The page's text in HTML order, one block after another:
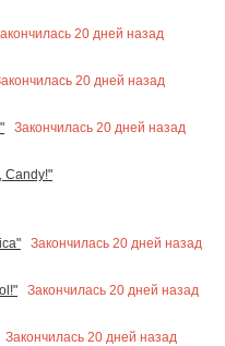
20 дней назад
20 дней назад
Закончилась 20 дней назад
Candy!"
Закончилась 20 дней назад
Закончилась 20 дней назад
Закончилась 20 дней назад